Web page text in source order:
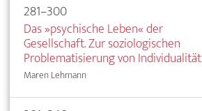
281–300
Das »psychische Leben« der
Gesellschaft. Zur soziologischen
Problematisierung von Individualität
Maren Lehmann